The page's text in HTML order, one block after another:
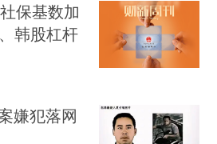
保基数加
韩股杠杆
嫌犯落网